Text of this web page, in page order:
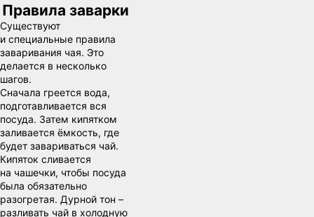
Правила заварки
Существуют
и специальные правила
заваривания чая. Это
делается в несколько
шагов.
Сначала греется вода,
подготавливается вся
посуда. Затем кипятком
заливается ёмкость, где
будет завариваться чай.
Кипяток сливается
на чашечки, чтобы посуда
была обязательно
разогретая. Дурной тон –
разливать чай в холодную